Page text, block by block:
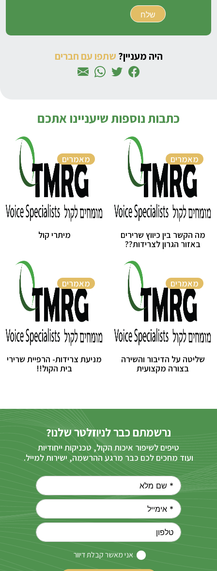
היה מעניין? שתפו עם חברים
כתבות נוספות שיעניינו אתכם
מאמרים
מה הקשר בין כיווץ שרירים
באזור הגרון לצרידות??
מאמרים
מיתרי קול
מאמרים
שליטה על הדיבור והשירה
בצורה מקצועית
מאמרים
מניעת צרידות- הרפיית שרירי
בית הקול!!
נרשמתם כבר לניוזלטר שלנו?
טיפים לשיפור איכות הקול, טכניקות ייחודיות
ועוד מחכים לכם כבר מרגע ההרשמה, ישירות למייל.
אני מאשר קבלת דיוור